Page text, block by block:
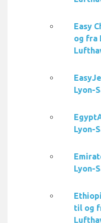
Easy
og fra
Lyon-
Lyon-
Lyon-
til og